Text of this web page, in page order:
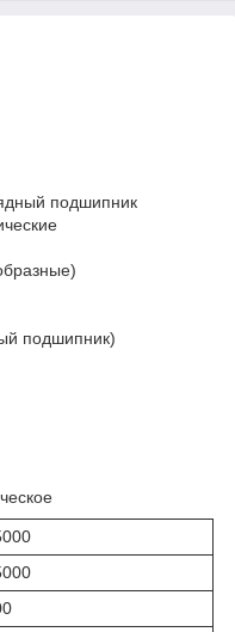
подшипник
подшипник)